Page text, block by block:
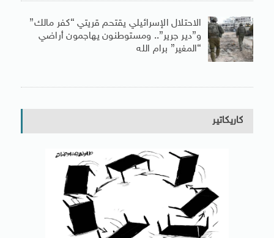
الاحتلال الإسرائيلي يقتحم قريتي “كفر مالك”
و”دير جرير”.. ومستوطنون يهاجمون أراضي
“المغير” برام الله
كاريكاتير